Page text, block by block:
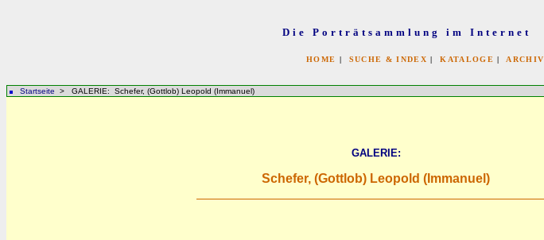
Die Porträtsammlung im Internet
HOME | SUCHE & INDEX |KATALOGE | ARCHIV
Startseite > GALERIE: Schefer, (Gottlob) Leopold (Immanuel)
GALERIE:
Schefer, (Gottlob) Leopold (Immanuel)